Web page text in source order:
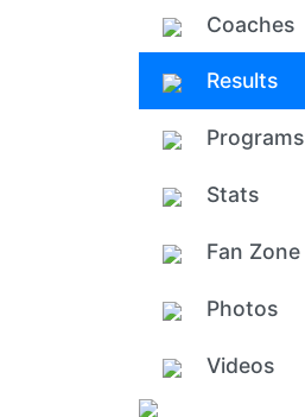
Coaches
Results
Programs
Stats
Fan Zone
Photos
Videos